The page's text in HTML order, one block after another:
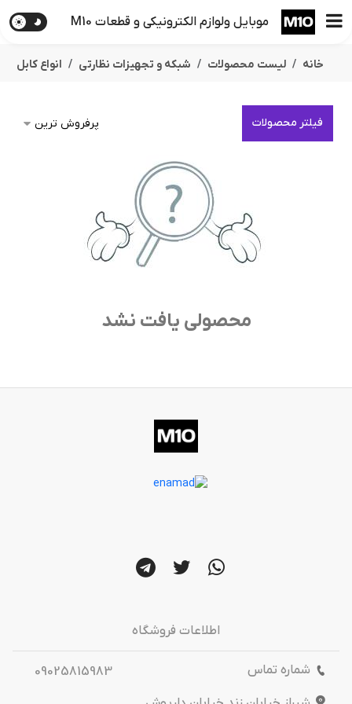
موبایل ولوازم الکترونیکی و قطعات M10
خانه لیست محصولات شبکه و تجهیزات نظارتی انواع کابل
فیلتر محصولات
محصولی یافت نشد
اطلاعات فروشگاه
شماره تماس
09025815983